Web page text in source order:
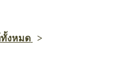
งหมด